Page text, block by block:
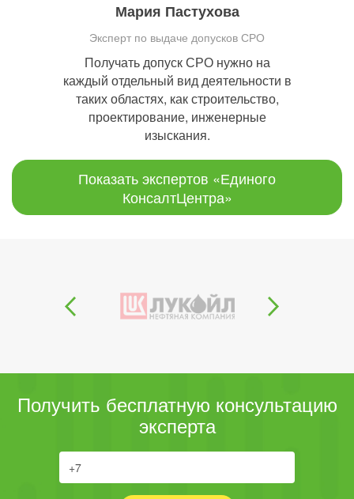
Мария Пастухова
Эксперт по выдаче допусков СРО
Получать допуск СРО нужно на
каждый отдельный вид деятельности в
таких областях, как строительство,
проектирование, инженерные
изыскания.
Показать экспертов «Единого
КонсалтЦентра»
Получить бесплатную консультацию
эксперта